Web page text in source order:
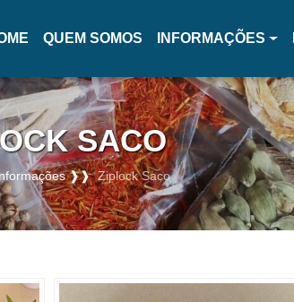
QUEM SOMOS INFORMAÇÕES
SACO
❱❱ Ziplock Saco